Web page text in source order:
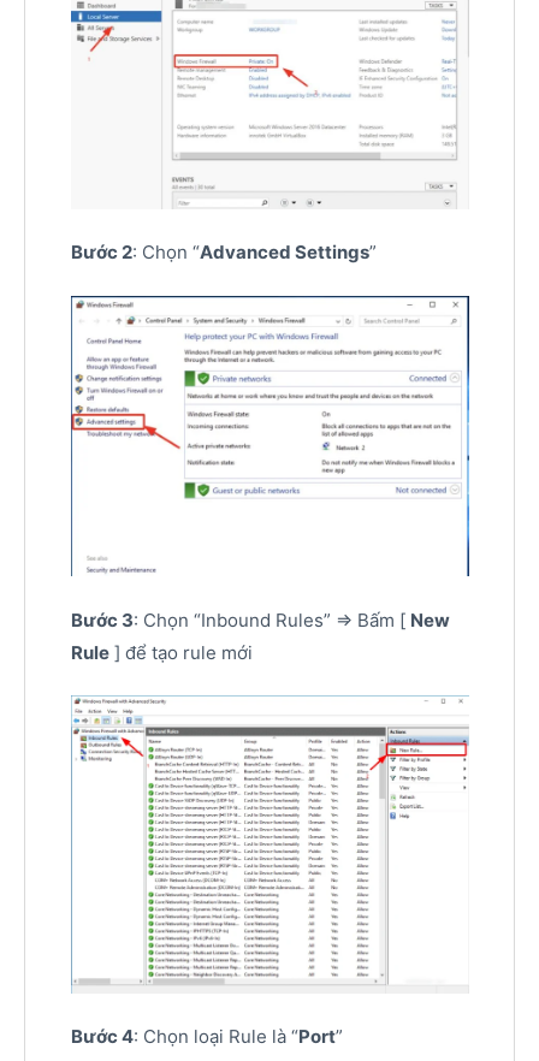
Bước 2: Chọn “Advanced Settings”
Bước 3: Chọn “Inbound Rules” => Bấm [ New
Rule] để tạo rule mới
Bước 4: Chọn loại Rule là “Port”